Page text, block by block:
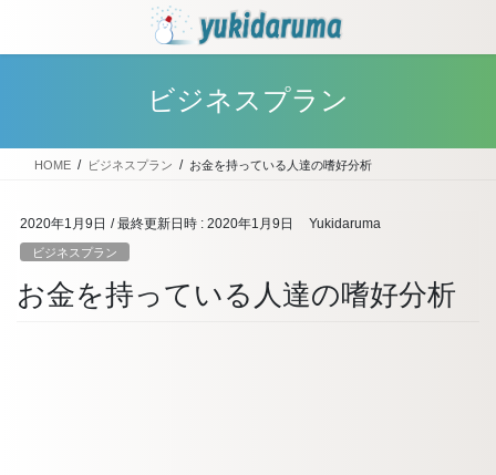
テ
ス
ゲ
ン
ビジネスプラン
HOME ビジネスプラン お金を持っている人達の嗜好分析
2020年1月9日 / 最終更新日時 : 2020年1月9日 Yukidaruma
ビジネスプラン
お金を持っている人達の嗜好分析